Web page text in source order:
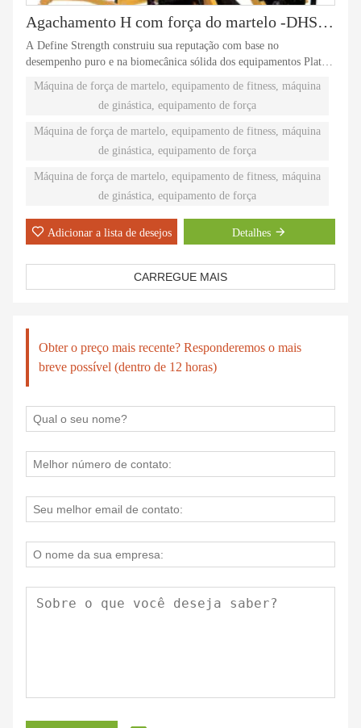
Agachamento H com força do martelo -DHS-3042
A Define Strength construiu sua reputação com base no
desempenho puro e na biomecânica sólida dos equipamentos Plate-
treinamento com pesos de desempenho eficaz. Noventa peças Plate-
Loaded diferentes atendem às necessidades individuais e acomodam
até os atletas mais difíceis.
Máquina de força de martelo, equipamento de fitness, máquina
de ginástica, equipamento de força
Máquina de força de martelo, equipamento de fitness, máquina
de ginástica, equipamento de força
Máquina de força de martelo, equipamento de fitness, máquina
de ginástica, equipamento de força
Adicionar a lista de desejos Detalhes
CARREGUE MAIS
Obter o preço mais recente? Responderemos o mais
breve possível (dentro de 12 horas)